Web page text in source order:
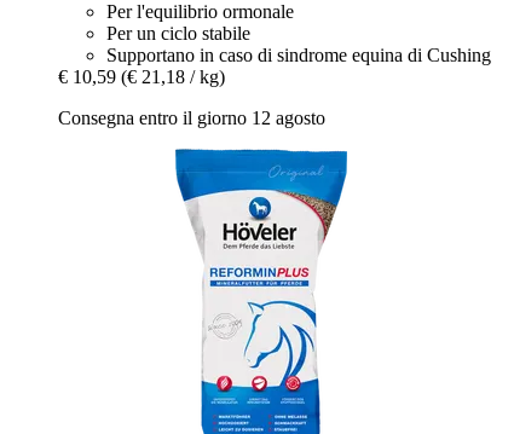
Per l'equilibrio ormonale
Per un ciclo stabile
Supportano in caso di sindrome equina di Cushing
€ 10,59 (€ 21,18 / kg)
Consegna entro il giorno 12 agosto